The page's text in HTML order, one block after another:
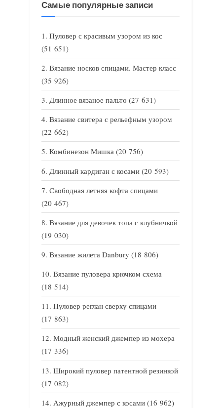
Самые популярные записи
Пуловер с красивым узором из кос
(51 651)
Вязание носков спицами. Мастер класс
(35 926)
Длинное вязаное пальто (27 631)
Вязание свитера с рельефным узором
(22 662)
Комбинезон Мишка (20 756)
Длинный кардиган с косами (20 593)
Свободная летняя кофта спицами
(20 467)
Вязание для девочек топа с клубничкой
(19 030)
Вязание жилета Danbury (18 806)
Вязание пуловера крючком схема
(18 514)
Пуловер реглан сверху спицами
(17 863)
Модный женский джемпер из мохера
(17 336)
Широкий пуловер патентной резинкой
(17 082)
Ажурный джемпер с косами (16 962)